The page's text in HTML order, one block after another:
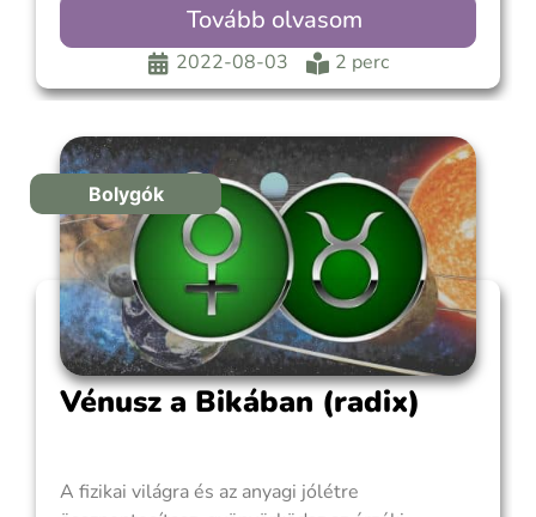
elbűvölőnek találhatja ezt. Fel tudod dobni az
embereket ártatlan bájoddal, még akkor is, ha
gyermekiesen és türelmetlenül viselkedsz. A
hogy egy
Tovább olvasom
2022-08-03 2 perc
Bolygók
Vénusz a Bikában (radix)
A fizikai világra és az anyagi jólétre